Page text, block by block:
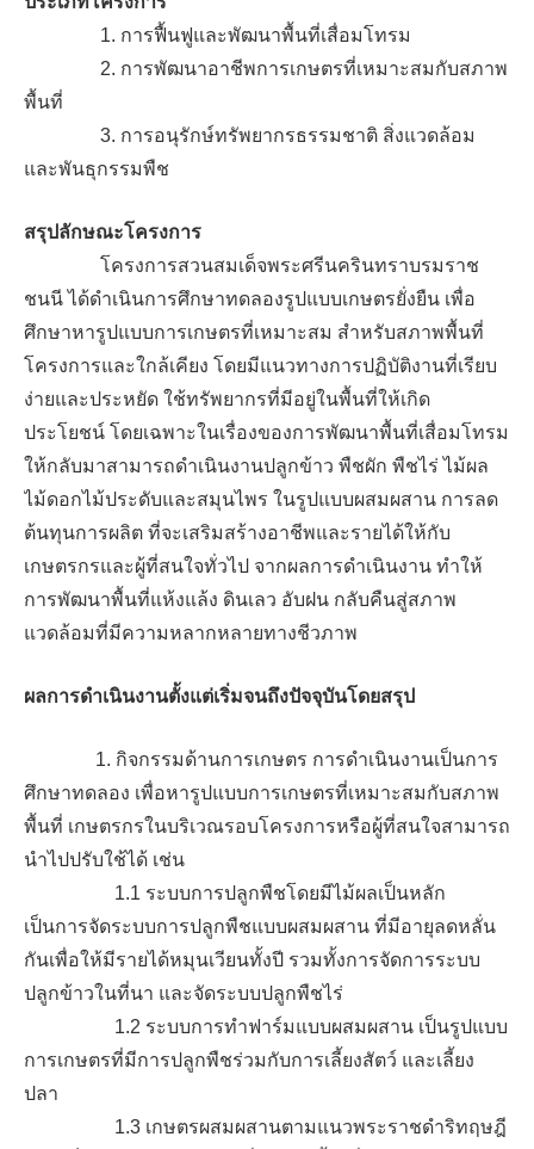
1. การฟื้นฟูและพัฒนาพื้นที่เสื่อมโทรม
2. การพัฒนาอาชีพการเกษตรที่เหมาะสมกับสภาพ
พื้นที่
3. การอนุรักษ์ทรัพยากรธรรมชาติ สิ่งแวดล้อม
และพันธุกรรมพืช
สรุปลักษณะโครงการ
โครงการสวนสมเด็จพระศรีนครินทราบรมราช
ชนนี ได้ดำเนินการศึกษาทดลองรูปแบบเกษตรยั่งยืน เพื่อ
ศึกษาหารูปแบบการเกษตรที่เหมาะสม สำหรับสภาพพื้นที่
โครงการและใกล้เคียง โดยมีแนวทางการปฏิบัติงานที่เรียบ
ง่ายและประหยัด ใช้ทรัพยากรที่มีอยู่ในพื้นที่ให้เกิด
ประโยชน์ โดยเฉพาะในเรื่องของการพัฒนาพื้นที่เสื่อมโทรม
ให้กลับมาสามารถดำเนินงานปลูกข้าว พืชผัก พืชไร่ ไม้ผล
ไม้ดอกไม้ประดับและสมุนไพร ในรูปแบบผสมผสาน การลด
ต้นทุนการผลิต ที่จะเสริมสร้างอาชีพและรายได้ให้กับ
เกษตรกรและผู้ที่สนใจทั่วไป จากผลการดำเนินงาน ทำให้
การพัฒนาพื้นที่แห้งแล้ง ดินเลว อับฝน กลับคืนสู่สภาพ
แวดล้อมที่มีความหลากหลายทางชีวภาพ
ผลการดำเนินงานตั้งแต่เริ่มจนถึงปัจจุบันโดยสรุป
1. กิจกรรมด้านการเกษตร การดำเนินงานเป็นการ
ศึกษาทดลอง เพื่อหารูปแบบการเกษตรที่เหมาะสมกับสภาพ
พื้นที่ เกษตรกรในบริเวณรอบโครงการหรือผู้ที่สนใจสามารถ
นำไปปรับใช้ได้ เช่น
1.1 ระบบการปลูกพืชโดยมีไม้ผลเป็นหลัก
เป็นการจัดระบบการปลูกพืชแบบผสมผสาน ที่มีอายุลดหลั่น
กันเพื่อให้มีรายได้หมุนเวียนทั้งปี รวมทั้งการจัดการระบบ
ปลูกข้าวในที่นา และจัดระบบปลูกพืชไร่
1.2 ระบบการทำฟาร์มแบบผสมผสาน เป็นรูปแบบ
การเกษตรที่มีการปลูกพืชร่วมกับการเลี้ยงสัตว์ และเลี้ยง
ปลา
1.3 เกษตรผสมผสานตามแนวพระราชดำริทฤษฎี